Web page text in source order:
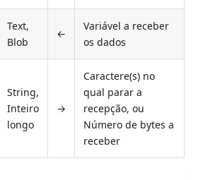
Text,
Blob
←
Variável a receber
os dados
String,
Inteiro
longo
→
Caractere(s) no
qual parar a
recepção, ou
Número de bytes a
receber